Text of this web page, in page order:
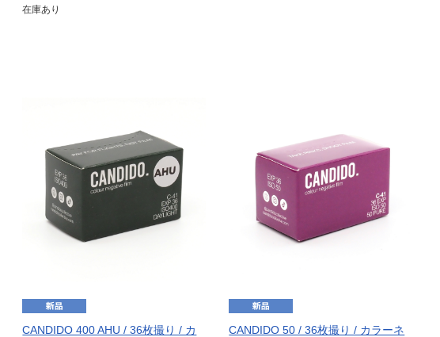
在庫あり
CANDIDO 400 AHU / 36枚撮り / カ
CANDIDO 50 / 36枚撮り / カラーネ